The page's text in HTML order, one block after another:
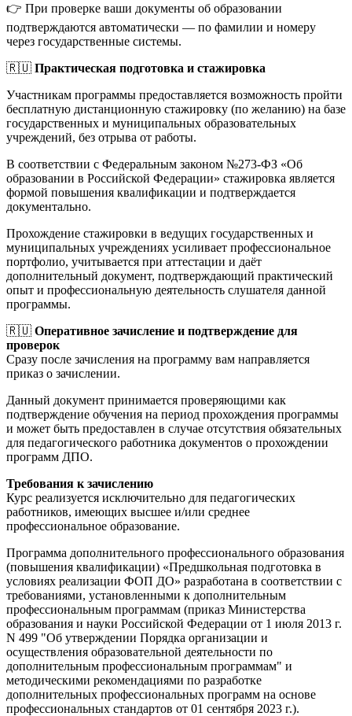
👉 При проверке ваши документы об образовании
подтверждаются автоматически — по фамилии и номеру
через государственные системы.
🇷🇺 Практическая подготовка и стажировка
Участникам программы предоставляется возможность пройти
бесплатную дистанционную стажировку (по желанию) на базе
государственных и муниципальных образовательных
учреждений, без отрыва от работы.
В соответствии с Федеральным законом №273-ФЗ «Об
образовании в Российской Федерации» стажировка является
формой повышения квалификации и подтверждается
документально.
Прохождение стажировки в ведущих государственных и
муниципальных учреждениях усиливает профессиональное
портфолио, учитывается при аттестации и даёт
дополнительный документ, подтверждающий практический
опыт и профессиональную деятельность слушателя данной
программы.
🇷🇺 Оперативное зачисление и подтверждение для
проверок
Сразу после зачисления на программу вам направляется
приказ о зачислении.
Данный документ принимается проверяющими как
подтверждение обучения на период прохождения программы
и может быть предоставлен в случае отсутствия обязательных
для педагогического работника документов о прохождении
программ ДПО.
Требования к зачислению
Курс реализуется исключительно для педагогических
работников, имеющих высшее и/или среднее
профессиональное образование.
Программа дополнительного профессионального образования
(повышения квалификации) «Предшкольная подготовка в
условиях реализации ФОП ДО» разработана в соответствии с
требованиями, установленными к дополнительным
профессиональным программам (приказ Министерства
образования и науки Российской Федерации от 1 июля 2013 г.
N 499 "Об утверждении Порядка организации и
осуществления образовательной деятельности по
дополнительным профессиональным программам" и
методическими рекомендациями по разработке
дополнительных профессиональных программ на основе
профессиональных стандартов от 01 сентября 2023 г.).